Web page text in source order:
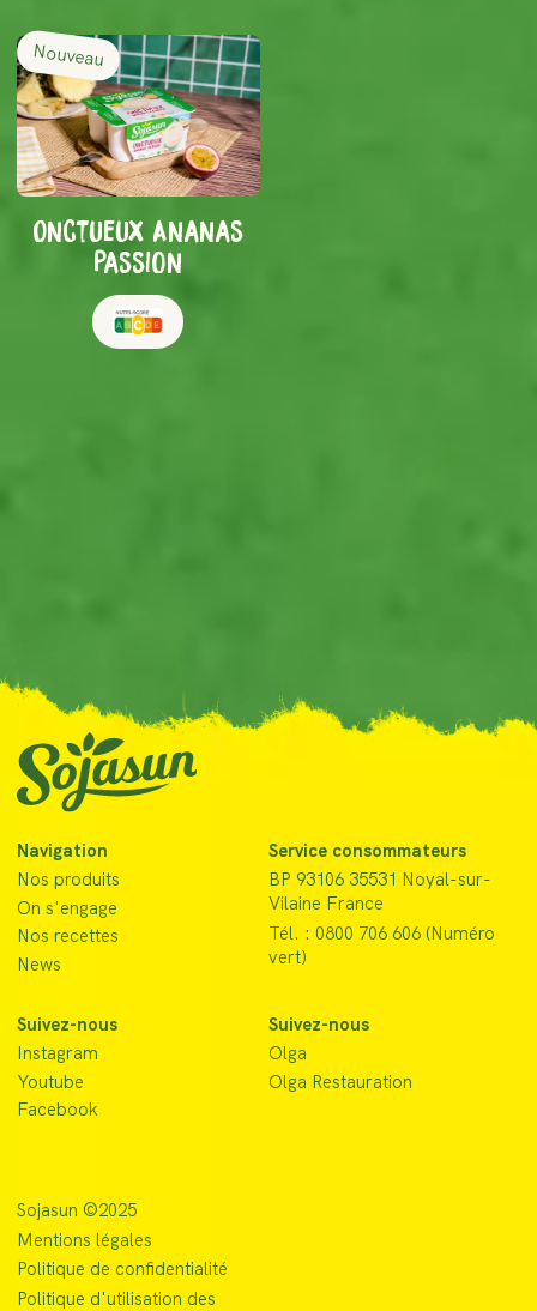
Nouveau
Onctueux Ananas
Passion
Navigation
Nos produits
On s'engage
Nos recettes
News
Service consommateurs
BP 93106 35531 Noyal-sur-
Vilaine France
Tél. : 0800 706 606 (Numéro
vert)
Suivez-nous
Instagram
Youtube
Facebook
Suivez-nous
Olga
Olga Restauration
Sojasun ©2025
Mentions légales
Politique de confidentialité
Politique d'utilisation des